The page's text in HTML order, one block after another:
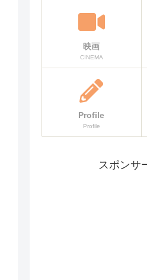
映画
CINEMA
Profile
Profile
スポンサ